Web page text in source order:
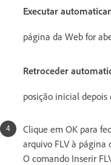
Executar
página da Web for
Retroceder
posição inicial depois
Clique em OK para
arquivo FLV à página
O comando Inserir